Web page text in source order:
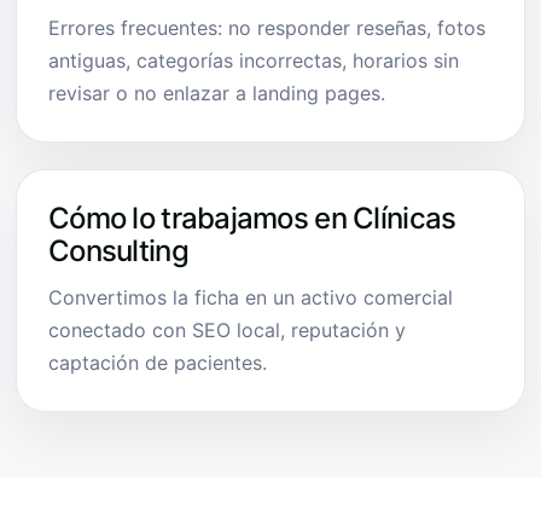
Errores frecuentes: no responder reseñas, fotos
antiguas, categorías incorrectas, horarios sin
revisar o no enlazar a landing pages.
Cómo lo trabajamos en Clínicas
Consulting
Convertimos la ficha en un activo comercial
conectado con SEO local, reputación y
captación de pacientes.